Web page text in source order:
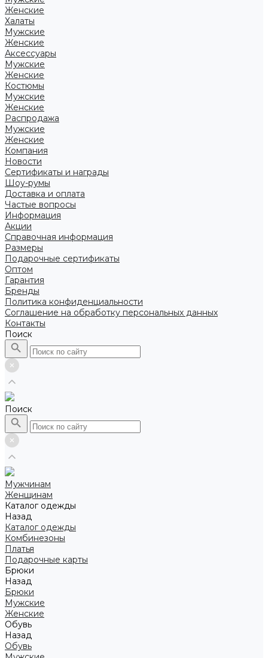
Женские
Халаты
Мужские
Женские
Аксессуары
Мужские
Женские
Костюмы
Мужские
Женские
Распродажа
Мужские
Женские
Компания
Новости
Сертификаты и награды
Шоу-румы
Доставка и оплата
Частые вопросы
Информация
Акции
Справочная информация
Размеры
Подарочные сертификаты
Оптом
Гарантия
Бренды
Политика конфиденциальности
Соглашение на обработку персональных данных
Контакты
Поиск
Поиск
Мужчинам
Женщинам
Каталог одежды
Назад
Каталог одежды
Комбинезоны
Платья
Подарочные карты
Брюки
Назад
Брюки
Мужские
Женские
Обувь
Назад
Обувь